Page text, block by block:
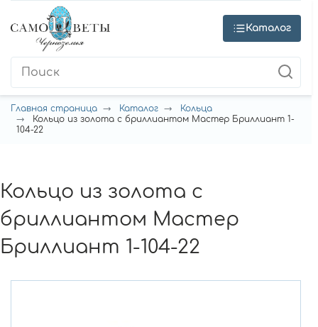
Каталог
Главная страница Каталог
Кольца
Кольцо из золота с бриллиантом Мастер Бриллиант 1-
104-22
Кольцо из золота с
бриллиантом Мастер
Бриллиант 1-104-22